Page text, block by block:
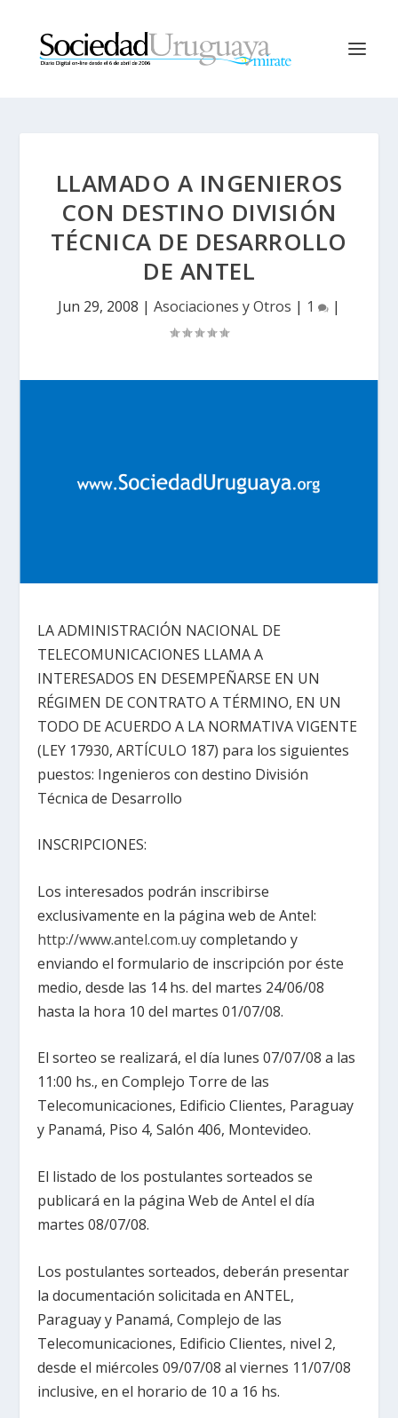
LLAMADO A INGENIEROS
CON DESTINO DIVISIÓN
TÉCNICA DE DESARROLLO
DE ANTEL
Jun 29, 2008 | Asociaciones y Otros | 1 |
LA ADMINISTRACIÓN NACIONAL DE
TELECOMUNICACIONES LLAMA A
INTERESADOS EN DESEMPEÑARSE EN UN
RÉGIMEN DE CONTRATO A TÉRMINO, EN UN
TODO DE ACUERDO A LA NORMATIVA VIGENTE
(LEY 17930, ARTÍCULO 187) para los siguientes
puestos: Ingenieros con destino División
Técnica de Desarrollo
INSCRIPCIONES:
Los interesados podrán inscribirse
exclusivamente en la página web de Antel:
http://www.antel.com.uycompletando y
enviando el formulario de inscripción por éste
medio, desde las 14 hs. del martes 24/06/08
hasta la hora 10 del martes 01/07/08.
El sorteo se realizará, el día lunes 07/07/08 a las
11:00 hs., en Complejo Torre de las
Telecomunicaciones, Edificio Clientes, Paraguay
y Panamá, Piso 4, Salón 406, Montevideo.
El listado de los postulantes sorteados se
publicará en la página Web de Antel el día
martes 08/07/08.
Los postulantes sorteados, deberán presentar
la documentación solicitada en ANTEL,
Paraguay y Panamá, Complejo de las
Telecomunicaciones, Edificio Clientes, nivel 2,
desde el miércoles 09/07/08 al viernes 11/07/08
inclusive, en el horario de 10 a 16 hs.